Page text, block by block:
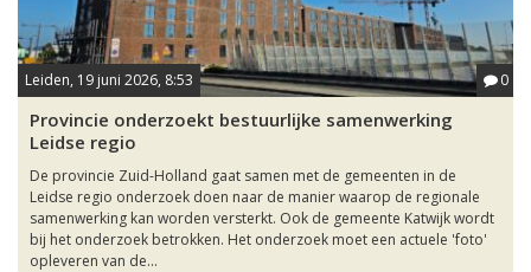
Leiden, 19 juni 2026, 8:53 0
Provincie onderzoekt bestuurlijke samenwerking
Leidse regio
De provincie Zuid-Holland gaat samen met de gemeenten in de
Leidse regio onderzoek doen naar de manier waarop de regionale
samenwerking kan worden versterkt. Ook de gemeente Katwijk wordt
bij het onderzoek betrokken. Het onderzoek moet een actuele 'foto'
opleveren van de...